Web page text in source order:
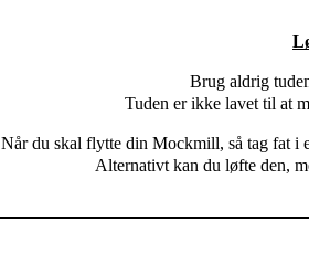
Brug aldrig
Tuden er ikke lavet til at
Når du skal flytte din Mockmill, så tag fat i
Alternativt kan du løfte den,